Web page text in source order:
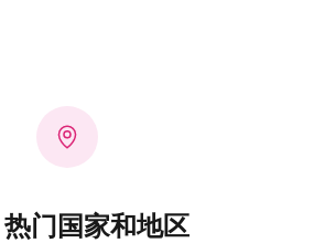
门国家和地区